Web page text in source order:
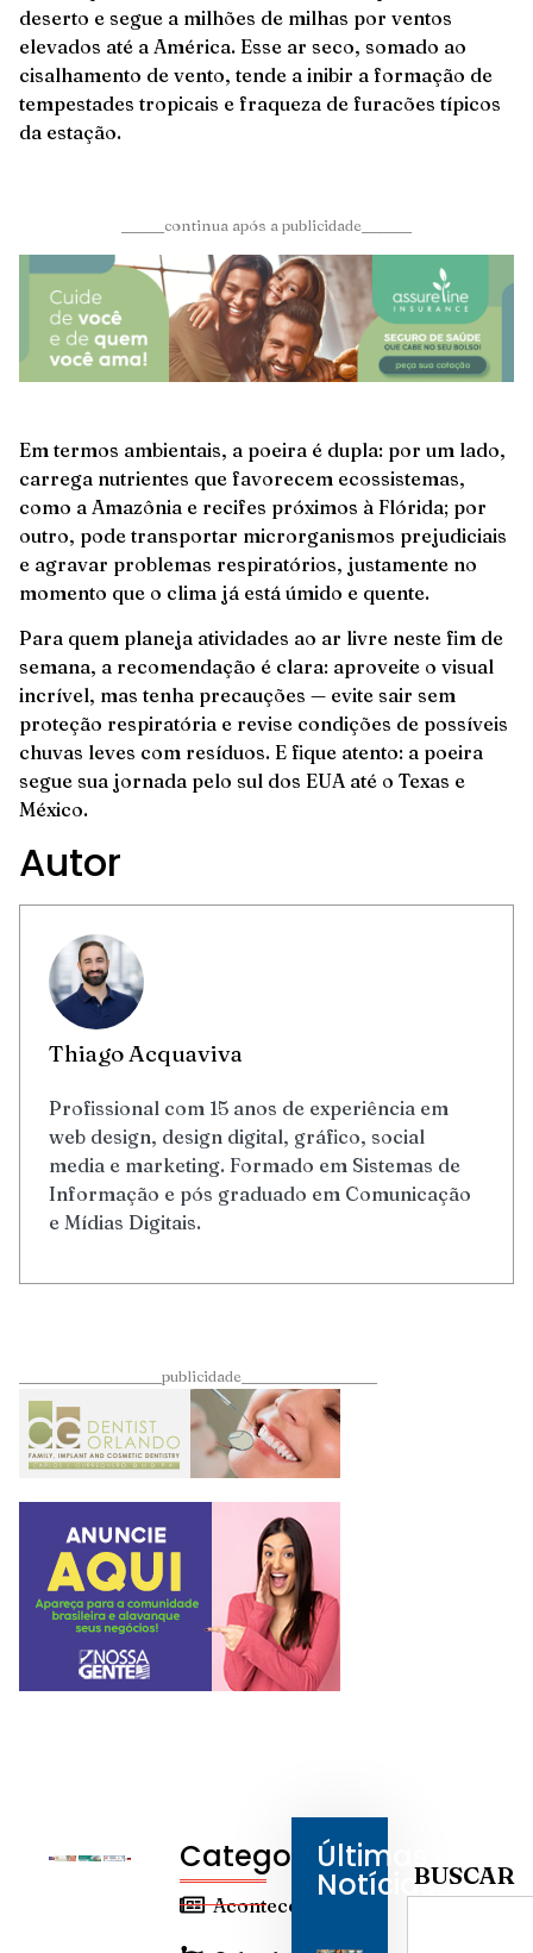
deserto e segue a milhões de milhas por ventos
elevados até a América. Esse ar seco, somado ao
cisalhamento de vento, tende a inibir a formação de
tempestades tropicais e fraqueza de furacões típicos
da estação.
______continua após a publicidade_______
Em termos ambientais, a poeira é dupla: por um lado,
carrega nutrientes que favorecem ecossistemas,
como a Amazônia e recifes próximos à Flórida; por
outro, pode transportar microrganismos prejudiciais
e agravar problemas respiratórios, justamente no
momento que o clima já está úmido e quente.
Para quem planeja atividades ao ar livre neste fim de
semana, a recomendação é clara: aproveite o visual
incrível, mas tenha precauções — evite sair sem
proteção respiratória e revise condições de possíveis
chuvas leves com resíduos. E fique atento: a poeira
segue sua jornada pelo sul dos EUA até o Texas e
México.
Autor
Thiago Acquaviva
Profissional com 15 anos de experiência em
web design, design digital, gráfico, social
media e marketing. Formado em Sistemas de
Informação e pós graduado em Comunicação
e Mídias Digitais.
____________________publicidade___________________
Categorias
Aconteceu
Últimas
NotíciasBUSCAR